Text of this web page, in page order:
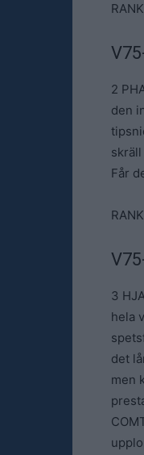
2
den
Får
3
hela
det
men